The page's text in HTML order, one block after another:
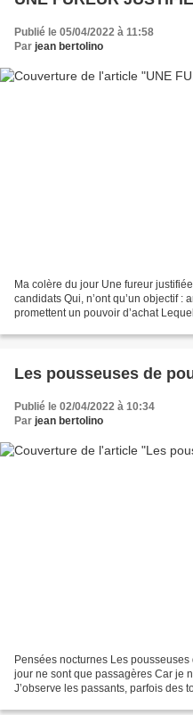
Publié le 05/04/2022 à 11:58
Par jean bertolino
Ma colère du jour Une fureur
candidats Qui, n’ont qu’un objectif :
promettent un pouvoir d’achat
Les pousseuses de
Publié le 02/04/2022 à 10:34
Par jean bertolino
Pensées nocturnes Les
jour ne sont que passagères Car je
J’observe les passants, parfois des